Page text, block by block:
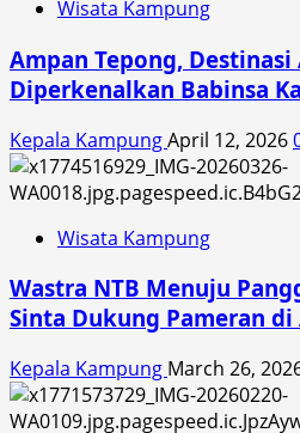
Wisata Kampung
Ampan Tepong, Destinasi
Diperkenalkan Babinsa
Kepala KampungApril 12, 2026
Wisata Kampung
Wastra NTB Menuju
Sinta Dukung Pameran
Kepala Kampung March 26,